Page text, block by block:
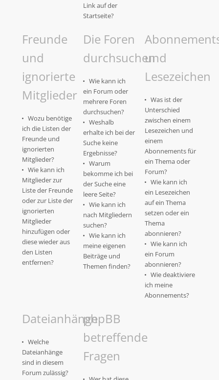
Link auf der
Startseite?
Freunde
und
ignorierte
Mitglieder
Wozu benötige
ich die Listen der
Freunde und
ignorierten
Mitglieder?
Wie kann ich
Mitglieder zur
Liste der Freunde
oder zur Liste der
ignorierten
Mitglieder
hinzufügen oder
diese wieder aus
den Listen
entfernen?
Die Foren
durchsuchen
Wie kann ich
ein Forum oder
mehrere Foren
durchsuchen?
Weshalb
erhalte ich bei der
Suche keine
Ergebnisse?
Warum
bekomme ich bei
der Suche eine
leere Seite?
Wie kann ich
nach Mitgliedern
suchen?
Wie kann ich
meine eigenen
Beiträge und
Themen finden?
und
Lesezeichen
Was ist der
Unterschied
zwischen einem
Lesezeichen und
einem
Abonnements für
ein Thema oder
Forum?
Wie kann ich
ein Lesezeichen
auf ein Thema
setzen oder ein
Thema
abonnieren?
Wie kann ich
ein Forum
abonnieren?
Wie deaktiviere
ich meine
Abonnements?
Dateianhänge
Welche
Dateianhänge
sind in diesem
Forum zulässig?
phpBB
betreffende
Fragen